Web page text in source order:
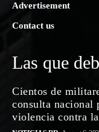
Advertisement
Contact us
Las que
Cientos de
consulta nacional
violencia contra